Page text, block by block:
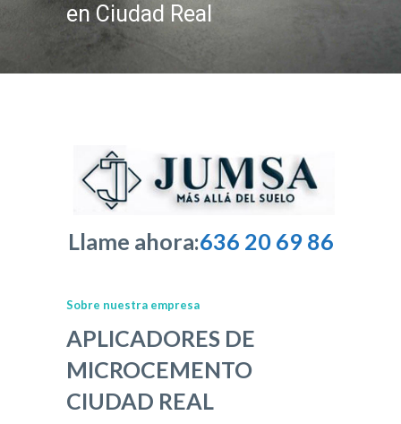
en Ciudad Real
Llame ahora:636 20 69 86
Sobre nuestra empresa
APLICADORES DE
MICROCEMENTO
CIUDAD REAL